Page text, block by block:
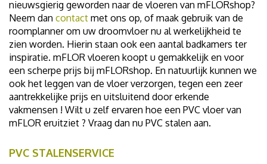
nieuwsgierig geworden naar de vloeren van mFLORshop?
Neem dan contact met ons op, of maak gebruik van de
roomplanner om uw droomvloer nu al werkelijkheid te
zien worden. Hierin staan ook een aantal badkamers ter
inspiratie. mFLOR vloeren koopt u gemakkelijk en voor
een scherpe prijs bij mFLORshop. En natuurlijk kunnen we
ook het leggen van de vloer verzorgen, tegen een zeer
aantrekkelijke prijs en uitsluitend door erkende
vakmensen ! Wilt u zelf ervaren hoe een PVC vloer van
mFLOR eruitziet ? Vraag dan nu PVC stalen aan.
PVC STALENSERVICE